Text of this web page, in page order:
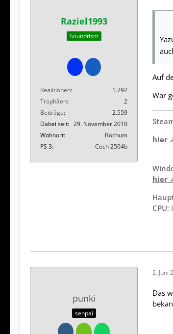
Raziel1993
Soundtism
Reaktionen
1.792
Trophäen
2
Beiträge
2.559
Dabei seit
29. November 2010
Wohnort
Bochum
PS 3
Cech 2504b
Auf
War
hier
hier
CPU:
punki
senpai
2. Juni
Das